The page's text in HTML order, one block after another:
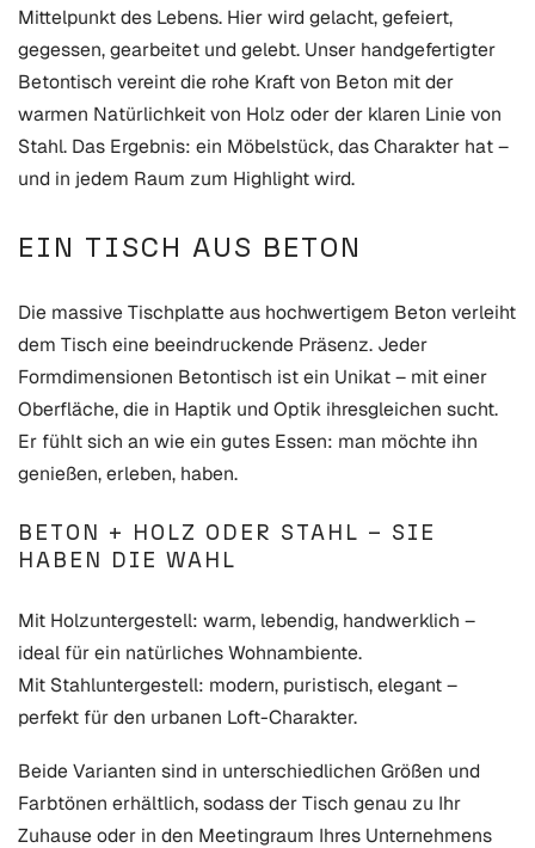
Mittelpunkt des Lebens. Hier wird gelacht, gefeiert,
gegessen, gearbeitet und gelebt. Unser handgefertigter
Betontisch vereint die rohe Kraft von Beton mit der
warmen Natürlichkeit von Holz oder der klaren Linie von
Stahl. Das Ergebnis: ein Möbelstück, das Charakter hat –
und in jedem Raum zum Highlight wird.
EIN TISCH AUS BETON
Die massive Tischplatte aus hochwertigem Beton verleiht
dem Tisch eine beeindruckende Präsenz. Jeder
Formdimensionen Betontisch ist ein Unikat – mit einer
Oberfläche, die in Haptik und Optik ihresgleichen sucht.
Er fühlt sich an wie ein gutes Essen: man möchte ihn
genießen, erleben, haben.
BETON + HOLZ ODER STAHL – SIE
HABEN DIE WAHL
Mit Holzuntergestell: warm, lebendig, handwerklich –
ideal für ein natürliches Wohnambiente.
Mit Stahluntergestell: modern, puristisch, elegant –
perfekt für den urbanen Loft-Charakter.
Beide Varianten sind in unterschiedlichen Größen und
Farbtönen erhältlich, sodass der Tisch genau zu Ihr
Zuhause oder in den Meetingraum Ihres Unternehmens